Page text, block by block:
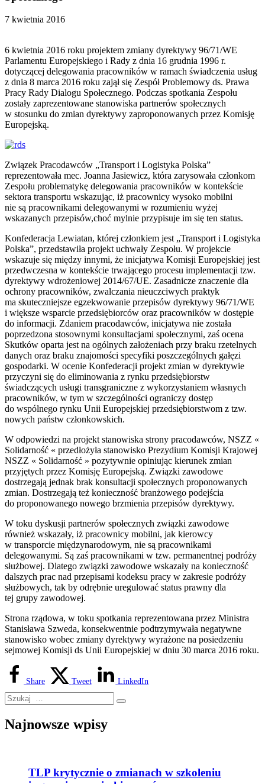
7 kwietnia 2016
6 kwietnia 2016 roku projektem zmiany dyrektywy 96/71/WE
Parlamentu Europejskiego i Rady z dnia 16 grudnia 1996 r.
dotyczącej delegowania pracowników w ramach świadczenia usług
z dnia 8 marca 2016 roku zajął się Zespół Problemowy ds. Prawa
Pracy Rady Dialogu Społecznego. Podczas spotkania Zespołu
zostały zaprezentowane stanowiska partnerów społecznych
w stosunku do zmian dyrektywy zaproponowanych przez Komisję
Europejską.
Związek Pracodawców „Transport i Logistyka Polska”
reprezentowała mec. Joanna Jasiewicz, która zarysowała członkom
Zespołu problematykę delegowania pracowników w kontekście
sektora transportu wskazując, iż pracownicy wysoko mobilni
nie są pracownikami delegowanymi w rozumieniu wyżej
wskazanych przepisów,choć mylnie przypisuje im się ten status.
Konfederacja Lewiatan, której członkiem jest „Transport i Logistyka
Polska”, przedstawiła projekt uchwały Zespołu. W projekcie
wskazuje się między innymi, że inicjatywa Komisji Europejskiej jest
przedwczesna w kontekście trwającego procesu implementacji tzw.
dyrektywy wdrożeniowej 2014/67/UE. Zasadnicze znaczenie dla
ochrony pracowników, zwalczania nieuczciwych praktyk
ma skuteczniejsze egzekwowanie przepisów dyrektywy 96/71/WE
i większe wsparcie przedsiębiorców oraz pracowników w dostępie
do informacji. Zdaniem pracodawców, inicjatywa nie została
poprzedzona stosownymi konsultacjami społecznymi, zaś ocena
Skutków oparta jest na ogólnych założeniach przy braku rzetelnych
danych oraz braku znajomości specyfiki poszczególnych gałęzi
gospodarki. W ocenie Konfederacji projekt zmian w dyrektywie
przyczyni się do eliminowania z rynku przedsiębiorstw
świadczących usługi transgraniczne z wykorzystaniem własnych
pracowników, w tym w szczególności ograniczy dostęp
do wspólnego rynku Unii Europejskiej przedsiębiorstwom z tzw.
nowych państw członkowskich.
W odpowiedzi na projekt stanowiska strony pracodawców, NSZZ «
Solidarność « przedłożyła stanowisko Prezydium Komisji Krajowej
NSZZ « Solidarność » pozytywnie opiniując kierunek zmian
przyjętych przez Komisję Europejską. Związki zawodowe
dostrzegają jednak brak konsultacji społecznych proponowanych
zmian. Dostrzegają też konieczność branżowego podejścia
do proponowanego nowego brzmienia przepisów dyrektywy.
W toku dyskusji partnerów społecznych związki zawodowe
również wskazały, iż pracownicy mobilni, jak kierowcy
w transporcie międzynarodowym, nie są pracownikami
delegowanymi. Są zaś pracownikami w tzw. permanentnej podróży
służbowej. Dlatego związki zawodowe wskazały na konieczność
dalszych prac nad przepisami kodeksu pracy w zakresie podróży
służbowych, tak by odrębnie uregulować status prawny dla
tej grupy zawodowej.
Strona rządowa, w toku spotkania reprezentowana przez Ministra
Stanisława Szweda, konsekwentnie podtrzymywała negatywne
stanowisko wobec zmiany dyrektywy wyrażone na posiedzeniu
sejmowej Komisji ds Unii Europejskiej w dniu 30 marca 2016 roku.
Share Tweet LinkedIn
Najnowsze wpisy
TLP krytycznie o zmianach w szkoleniu